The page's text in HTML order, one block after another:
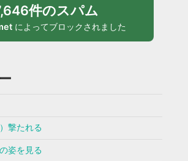
件のスパム
によってブロックされました
撃たれる
姿を見る